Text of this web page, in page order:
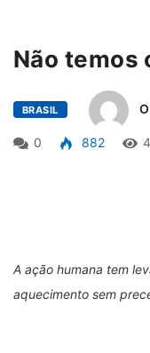
Não temos
BRASIL
0 882
A ação humana tem
aquecimento sem